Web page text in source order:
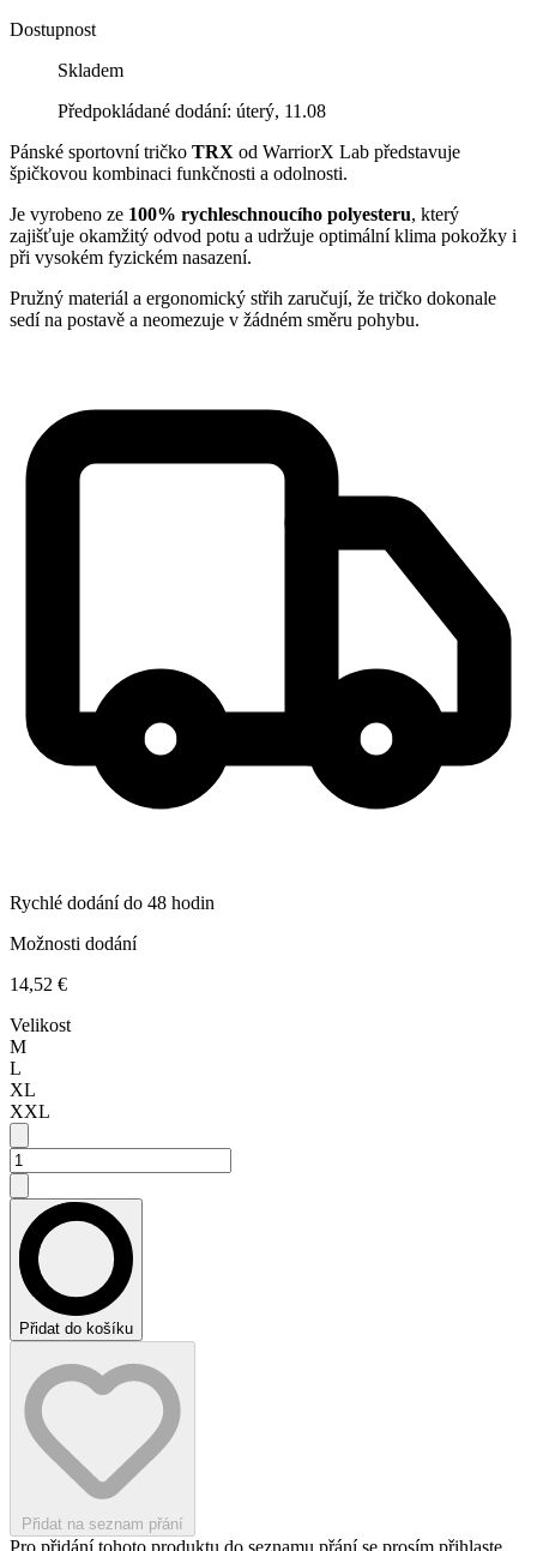
Dostupnost
Skladem
Předpokládané dodání: úterý, 11.08
Pánské sportovní tričko TRX od WarriorX Lab představuje
špičkovou kombinaci funkčnosti a odolnosti.
Je vyrobeno ze 100% rychleschnoucího polyesteru, který
zajišťuje okamžitý odvod potu a udržuje optimální klima pokožky i
při vysokém fyzickém nasazení.
Pružný materiál a ergonomický střih zaručují, že tričko dokonale
sedí na postavě a neomezuje v žádném směru pohybu.
Rychlé dodání do 48 hodin
Možnosti dodání
14,52 €
Velikost
M
L
XL
XXL
Přidat do košíku
Přidat na seznam přání
Pro přidání tohoto produktu do seznamu přání se prosím přihlaste.